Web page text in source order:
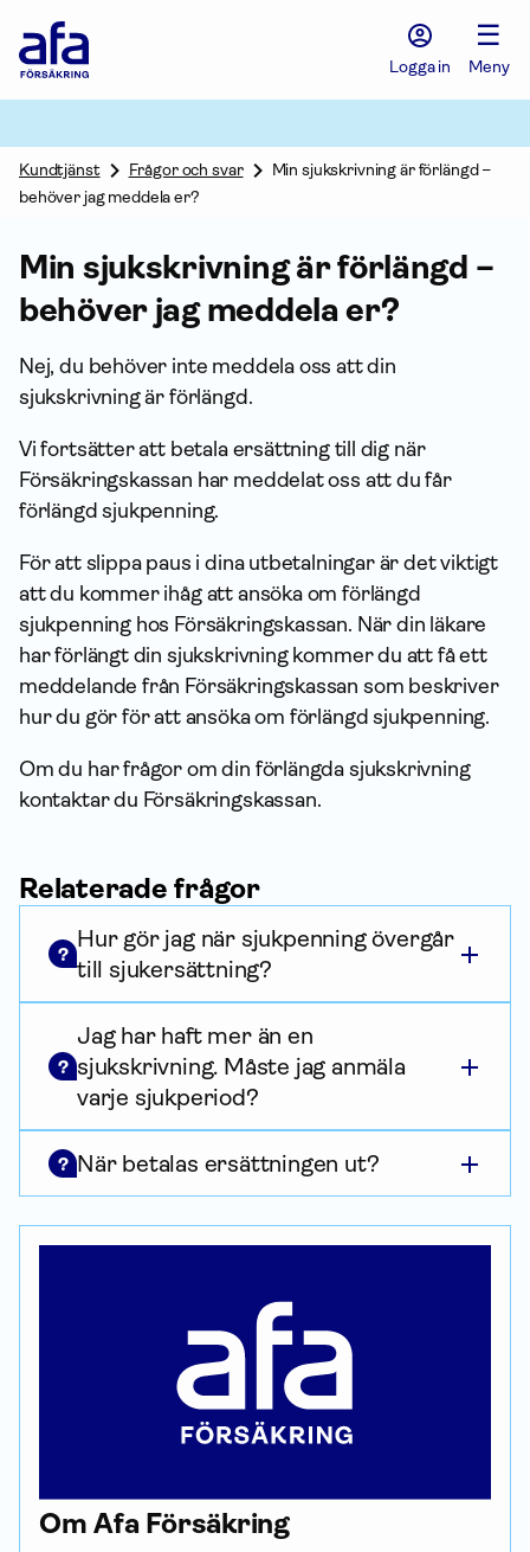
Försäkring
Logga in
☰
Meny
Kundtjänst Frågor och svar
Min sjukskrivning är förlängd –
behöver jag meddela er?
Min sjukskrivning är förlängd –
behöver jag meddela er?
Nej, du behöver inte meddela oss att din
sjukskrivning är förlängd.
Vi fortsätter att betala ersättning till dig när
Försäkrings­kassan har meddelat oss att du får
förlängd sjukpenning.
För att slippa paus i dina utbetalningar är det viktigt
att du kommer ihåg att ansöka om förlängd
sjukpenning hos Försäkrings­kassan. När din läkare
har förlängt din sjukskrivning kommer du att få ett
meddelande från Försäkrings­kassan som beskriver
hur du gör för att ansöka om förlängd sjukpenning.
Om du har frågor om din förlängda sjukskrivning
kontaktar du Försäkrings­kassan.
Relaterade frågor
?
Hur gör jag när sjukpenning övergår
till sjukersättning?
?
Jag har haft mer än en
sjukskrivning. Måste jag anmäla
varje sjukperiod?
? När betalas ersättningen ut?
Om Afa För­säkring